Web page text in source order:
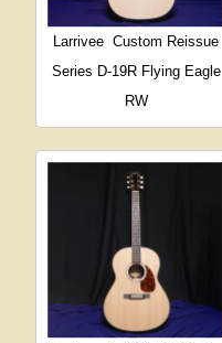
Larrivee Custom Reissue
Series D-19R Flying Eagle
RW